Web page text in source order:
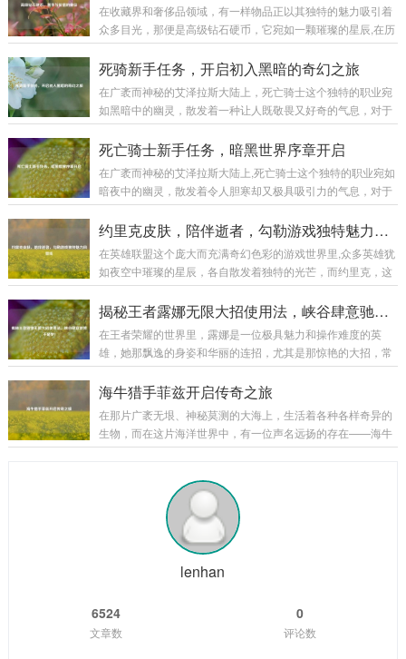
在收藏界和奢侈品领域，有一样物品正以其独特的魅力吸引着
众多目光，那便是高级钻石硬币，它宛如一颗璀璨的星辰,在历
史与现代的交织中散发着迷人的光芒。 高级钻石硬币并非普通
的货币，它是艺术与工艺的完美融合，从外观上看，每一枚高
级钻石硬币都像是一件精心雕琢的艺术品，硬币的主体部分通
常由高品质的贵金属制成，如黄金、白银等，这些金属本身就
具有极高的价值和质感，它们的表面被工匠们运用精妙的工艺
又或许是镜面般的光洁,反射出耀眼的光芒。...
死骑新手任务，开启初入黑暗的奇幻之旅
在广袤而神秘的艾泽拉斯大陆上，死亡骑士这个独特的职业宛
如黑暗中的幽灵，散发着一种让人既敬畏又好奇的气息，对于
每一个初入这个职业世界的新手来说，死骑新手任务就像是一
把钥匙,开启了一段充满挑战与惊喜的奇幻之旅。 当你创建一个
死亡骑士角色，从冰封王座的阴影中苏醒的那一刻起，新手任
务便正式拉开了帷幕，首先映入眼帘的是那阴森恐怖的场景，
周围弥漫着冰冷的雾气，荒芜的大地，残败的建筑，仿佛都在
入了一个与其他职业截然不同的世界。 第...
死亡骑士新手任务，暗黑世界序章开启
在广袤而神秘的艾泽拉斯大陆上,死亡骑士这个独特的职业宛如
暗夜中的幽灵，散发着令人胆寒却又极具吸引力的气息，对于
新手玩家来说，死亡骑士的新手任务线就像是一扇通往黑暗力
量世界的大门，引领着他们开启一段充满奇幻与挑战的旅程。
当玩家创建死亡骑士角色后,首先会置身于一个阴森恐怖的场景
之中，这里弥漫着腐臭的气息，灰暗的天空下是一片荒芜的焦
土，残垣断壁间不时有幽灵般的生物飘荡而过，新手任务就在
更是一次深入了解死亡骑士背景故事和职业特...
约里克皮肤，陪伴逝者，勾勒游戏独特魅力风景线
在英雄联盟这个庞大而充满奇幻色彩的游戏世界里,众多英雄犹
如夜空中璀璨的星辰，各自散发着独特的光芒，而约里克，这
位守墓人英雄，以其神秘、暗黑的风格吸引了不少玩家的目
光，他的那些精美皮肤更是在游戏中为玩家带来了别样的体
验。 约里克的原始皮肤自带一种阴森的气息,他身着黑色的长
袍，头戴破旧的帽子，手中那巨大的墓园铲仿佛能轻易地掘开
坟墓，召唤出墓穴中的亡魂，他的技能特效也与整体风格相契
意穿梭，为他的战斗增添了一份恐怖与神秘，原始皮...
揭秘王者露娜无限大招使用法，峡谷肆意驰骋不是梦！
在王者荣耀的世界里，露娜是一位极具魅力和操作难度的英
雄，她那飘逸的身姿和华丽的连招，尤其是那惊艳的大招，常
常能在团战中创造出以少胜多的奇迹，要想熟练掌握露娜的大
招无限使用，并非易事，下面,就让我们一起来揭开其中的奥
秘。 理解露娜大招机制 露娜的大招“新月突击”，是她核心的技
能，该技能能让露娜向指定目标发起突击，造成法术伤害，在
释放大招后的一段时间内，如果露娜命中了敌方英雄、野怪或
的基础，只要露娜在大招的冷却时间内，能够...
海牛猎手菲兹开启传奇之旅
在那片广袤无垠、神秘莫测的大海上，生活着各种各样奇异的
生物，而在这片海洋世界中，有一位声名远扬的存在——海牛
猎手菲兹。 菲兹是一个身材矫健、眼神锐利的年轻猎手，他自
敬畏，他常常听村里的老人们讲述着大海里那些神奇生物的故
事，其中海牛的传说最让他着迷，海牛，这种体型庞大却性情
温和的生物，在大海的深处悠然生活，它们的肉据说美味无
比，它们的皮更是有着极高的价值，菲兹在心中暗暗立下了成
为一名出色海牛猎手的志向。 随着时间的推移,...
lenhan
6524
文章数
0
评论数